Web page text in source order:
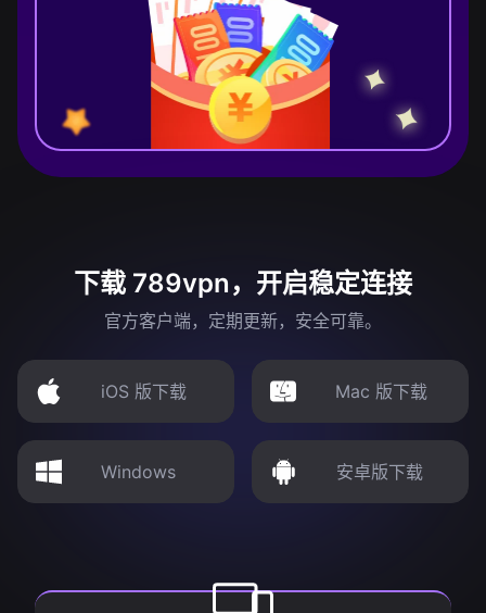
下载 789vpn，开启稳定连接
官方客户端，定期更新，安全可靠。
iOS 版下载 Mac 版下载
Windows 安卓版下载